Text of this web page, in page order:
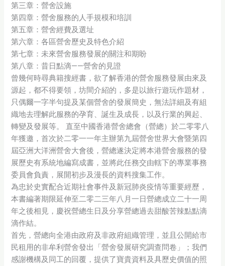
第三章：營舍設施
第四章：營舍服務的人手規模和培訓
第五章：營舍經費及選址
第六章：各區營舍歷史及特色介紹
第七章：未來營舍服務發展的關注和期盼
第八章：昔日點滴——營舍的見證
曾幾何時尋典籍搜經書，欲了解香港的營舍服務發展由來及
源起，都不得要領，坊間介紹的，多是以旅行遊玩作題材，
只偶爾一字半句提及某個營舍的發展簡史，無法詳細及有組
織地去理解此服務的孕育、誕生及成長，以及行業的興起、
轉變及發展等。 直至中國香港營舍總會（營總）於二零零八
年獲邀，首次於二零一一年主辦第九屆營舍世界大會暨第四
屆亞洲大洋洲營舍大會後，營總遂決定將本港營舍服務的發
展歷史有系統地編寫成書，並將此任務交由轄下的專業事務
委員會負責，展開初步及漫長的資料搜集工作。
為忠於史實配合近期社會事件及新冠肺炎疫情等重要經歷，
本書編著期限延伸至二零二三年八月一日營總成立二十一周
年之後相見，慶祝營總生日及分享營總過去甜酸苦辣點點滴
滴作結。
首先，營總向全港由政府及非政府組織管理，並且公開給市
民租用的非牟利營舍發出「營舍發展研究調查問卷」；我們
感謝機構及同工的回覆，提供了寶貴資料及具歷史價值的照